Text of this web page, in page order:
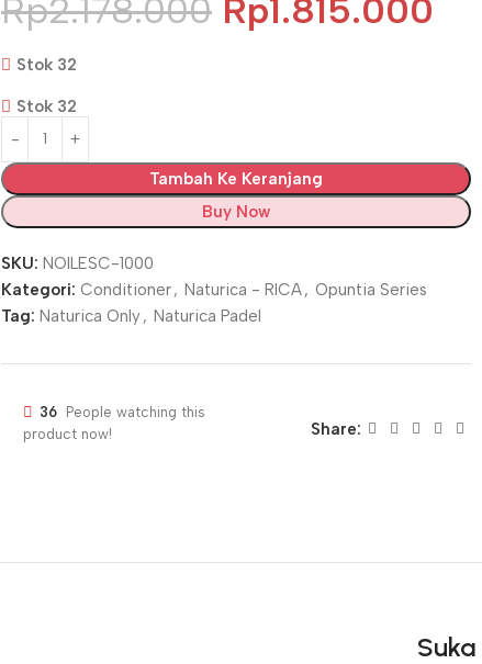
Rp2.178.000 Rp1.815.000
Stok 32
Stok 32
Tambah Ke Keranjang
Buy Now
SKU: NOILESC-1000
Kategori: Conditioner, Naturica - RICA, Opuntia Series
Tag: Naturica Only, Naturica Padel
36 People watching this
product now!
Share: